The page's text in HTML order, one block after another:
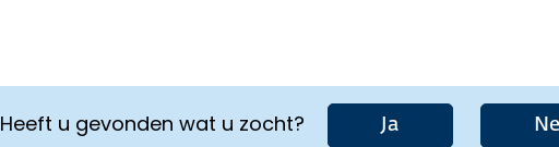
Heeft u gevonden wat u zocht? Ja